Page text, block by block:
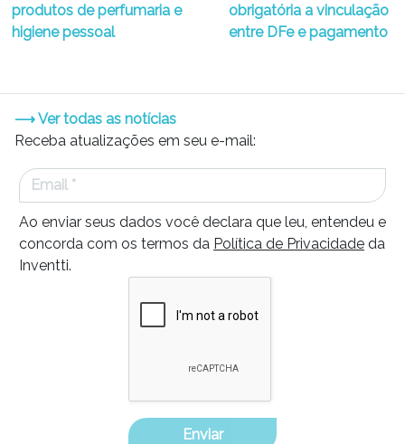
produtos de perfumaria e
higiene pessoal
obrigatória a vinculação
entre DFe e pagamento
⟶ Ver todas as notícias
Receba atualizações em seu e-mail:
Ao enviar seus dados você declara que leu, entendeu e
concorda com os termos da Política de Privacidade da
Inventti.
Enviar